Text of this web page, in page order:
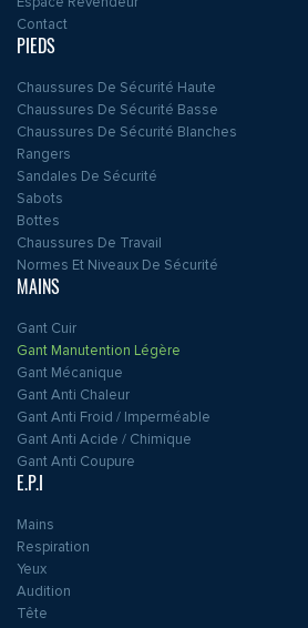
Contact
PIEDS
Chaussures De Sécurité Haute
Chaussures De Sécurité Basse
Chaussures De Sécurité Blanches
Rangers
Sandales De Sécurité
Sabots
Bottes
Chaussures De Travail
Normes Et Niveaux De Sécurité
MAINS
Gant Cuir
Gant Manutention Légère
Gant Mécanique
Gant Anti Chaleur
Gant Anti Froid / Imperméable
Gant Anti Acide / Chimique
Gant Anti Coupure
E.P.I
Mains
Respiration
Yeux
Audition
Tête